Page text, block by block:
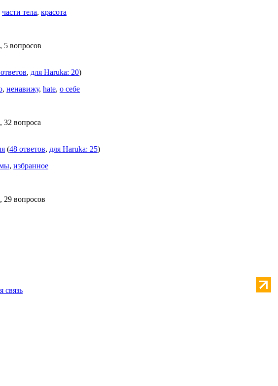
части тела, красота
5 вопросов
, для Haruka: 20)
, ненавижу, hate, о себе
32 вопроса
(48 ответов, для Haruka: 25)
, избранное
29 вопросов
связь